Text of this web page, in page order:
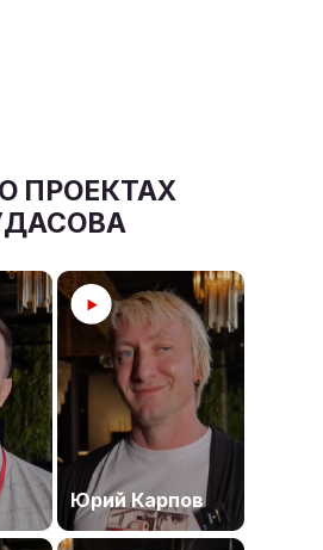
ПРОЕКТАХ
Юрий Карпов